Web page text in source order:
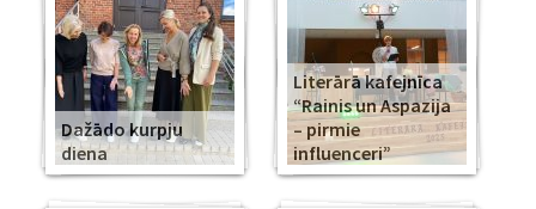
Dažādo kurpju
diena
Literārā kafejnīca
“Rainis un Aspazija
– pirmie
influenceri”